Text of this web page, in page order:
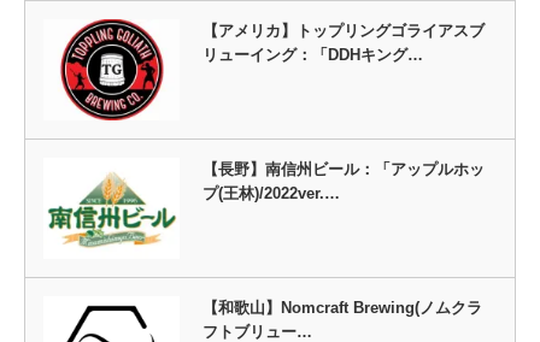
【アメリカ】トップリングゴライアスブ
リューイング：「DDHキング…
【長野】南信州ビール：「アップルホッ
プ(王林)/2022ver.…
【和歌山】Nomcraft Brewing(ノムクラ
フトブリュー…